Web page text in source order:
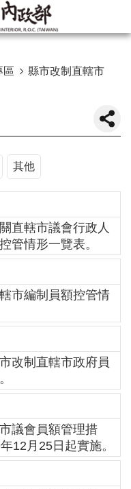
區
縣市改制直轄市
其他
直轄市議會行政人
管情形一覽表。
市編制員額控管情
改制直轄市政府員
議會員額管理措
12月25日起實施。